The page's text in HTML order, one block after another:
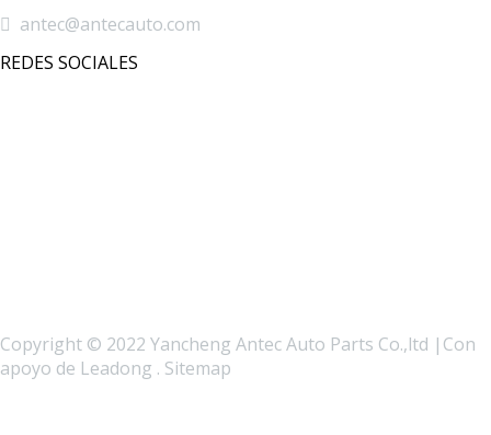
 antec@antecauto.com
REDES SOCIALES
Copyright © 2022 Yancheng Antec Auto Parts Co.,ltd |Con
apoyo de Leadong . Sitemap